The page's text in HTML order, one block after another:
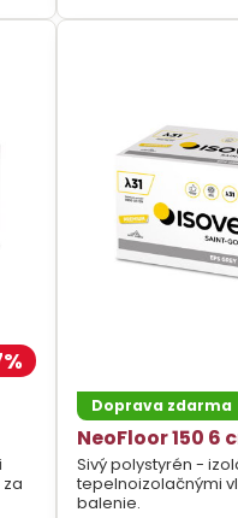
Doprava zdarma
NeoFloor 150 6
Sivý polystyrén -
tepelnoizolačnými
balenie.